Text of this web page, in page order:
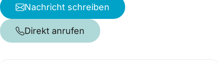
Nachricht schreiben
Direkt anrufen